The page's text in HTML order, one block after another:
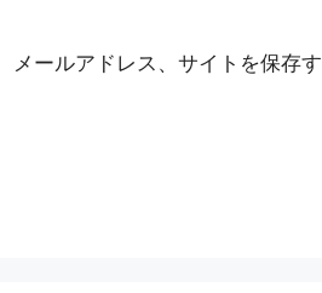
メールアドレス、サイトを保存す